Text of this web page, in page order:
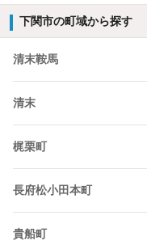
下関市の町域から探す
清末鞍馬
清末
梶栗町
長府松小田本町
貴船町